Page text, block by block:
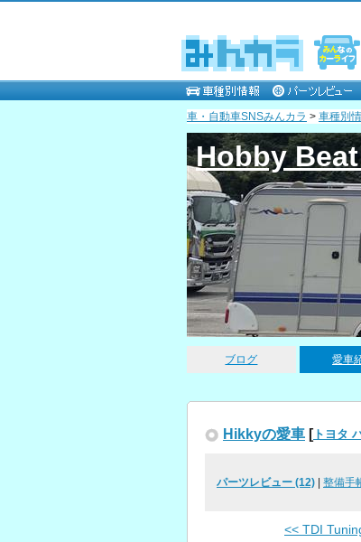
車・自動車SNSみんカラ > 車種別
Hobby
ブログ 愛車
Hikkyの愛車 [ トヨタ
パーツレビュー (12)
整備手
<< TDI